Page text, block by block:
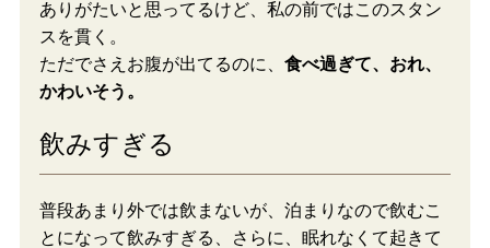
ありがたいと思ってるけど、私の前ではこのスタン
スを貫く。
ただでさえお腹が出てるのに、 食べ過ぎて、おれ、
かわいそう。
飲みすぎる
普段あまり外では飲まないが、泊まりなので飲むこ
とになって飲みすぎる、さらに、眠れなくて起きて